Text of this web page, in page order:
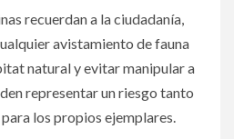
recuerdan a la ciudadanía,
avistamiento de fauna
natural y evitar manipular a
representar un riesgo tanto
los propios ejemplares.